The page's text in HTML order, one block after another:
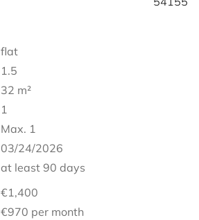
flat
1.5
32 m²
1
Max. 1
03/24/2026
at least 90 days
€1,400
€970 per month